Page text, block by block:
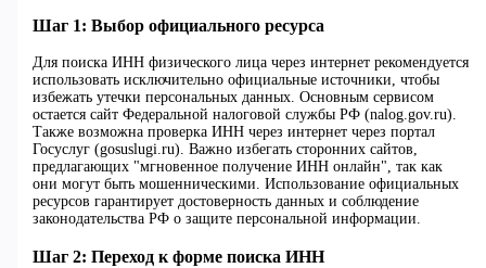
Шаг 1: Выбор официального ресурса
Для поиска ИНН физического лица через интернет рекомендуется
использовать исключительно официальные источники, чтобы
избежать утечки персональных данных. Основным сервисом
остается сайт Федеральной налоговой службы РФ (nalog.gov.ru).
Также возможна проверка ИНН через интернет через портал
Госуслуг (gosuslugi.ru). Важно избегать сторонних сайтов,
предлагающих "мгновенное получение ИНН онлайн", так как
они могут быть мошенническими. Использование официальных
ресурсов гарантирует достоверность данных и соблюдение
законодательства РФ о защите персональной информации.
Шаг 2: Переход к форме поиска ИНН